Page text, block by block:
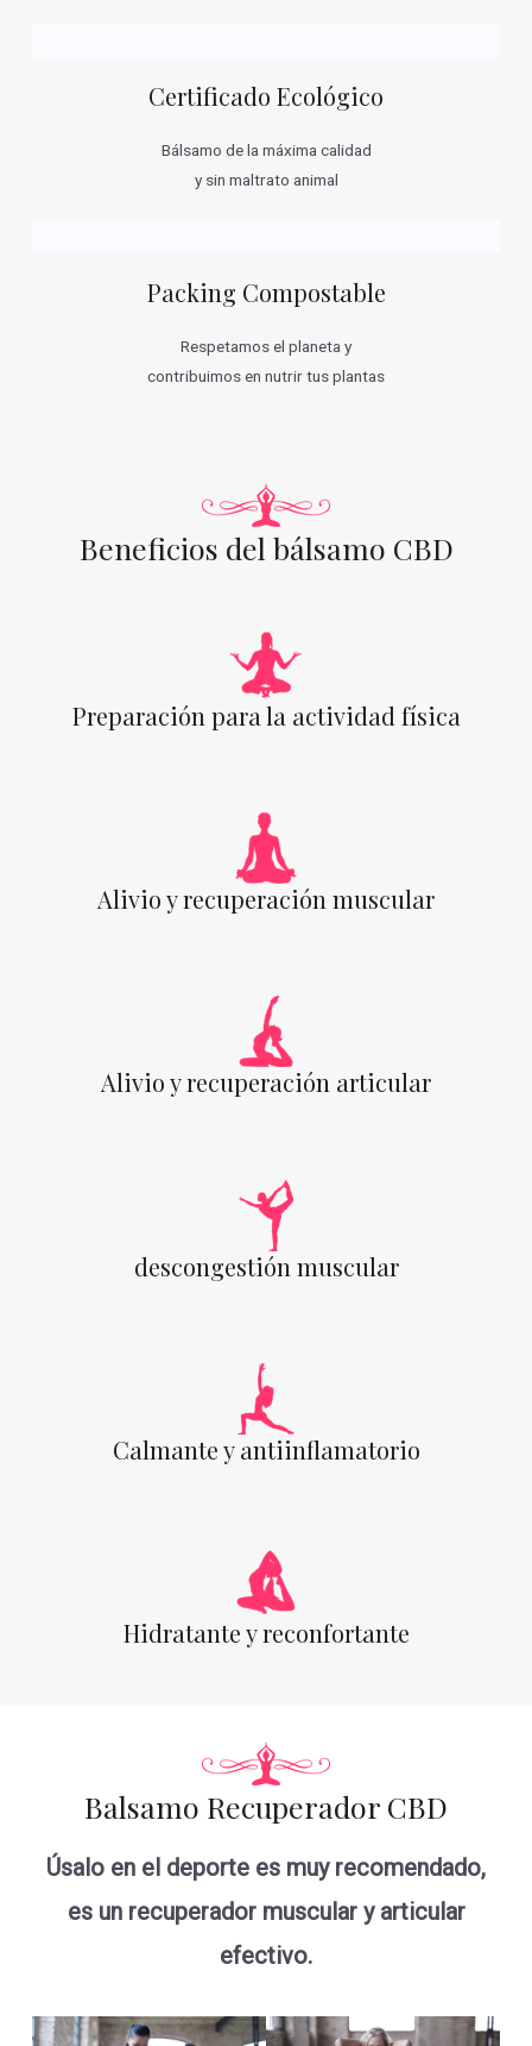
Certificado Ecológico
Bálsamo de la máxima calidad
y sin maltrato animal
Packing Compostable
Respetamos el planeta y
contribuimos en nutrir tus plantas
Beneficios del bálsamo CBD
Preparación para la actividad física
Alivio y recuperación muscular
Alivio y recuperación articular
descongestión muscular
Calmante y antiinflamatorio
Hidratante y reconfortante
Balsamo Recuperador CBD
Úsalo en el deporte es muy recomendado,
es un recuperador muscular y articular
efectivo.